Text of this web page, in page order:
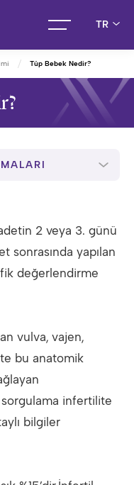
TR
Tüp Bebek Nedir?
2 veya 3. günü
sonrasında yapılan
değerlendirme
vulva, vajen,
bu anatomik
infertilite
bilgiler